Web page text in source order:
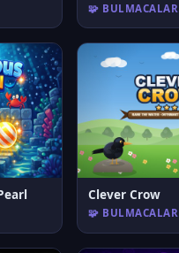
🧩 BULMACALAR
Clever Crow
🧩 BULMACALAR